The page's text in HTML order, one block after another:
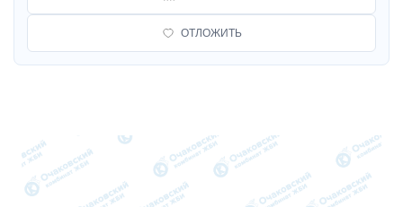
ОТЛОЖИТЬ